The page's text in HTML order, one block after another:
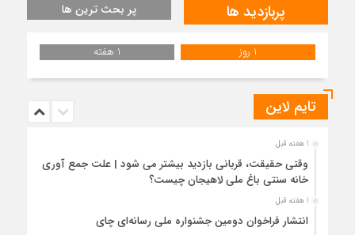
پربازدید ها پر بحث ترین ها
1 روز 1 هفته
تایم لاین
1 هفته قبل
وقتی حقیقت، قربانی بازدید بیشتر می شود | علت جمع آوری
خانه سنتی باغ ملی لاهیجان چیست؟
1 هفته قبل
انتشار فراخوان دومین جشنواره ملی رسانه‌ای چای